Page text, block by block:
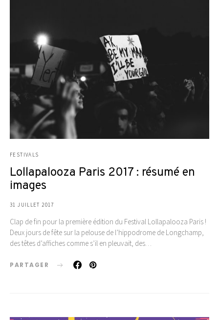
FESTIVALS
Lollapalooza Paris 2017 : résumé en
images
31 JUILLET 2017
Clap de fin pour la première édition du Festival Lollapalooza Paris !
Deux jours de fête sur la pelouse de l’hippodrome de Longchamp,
des têtes d’affiches comme s’il en pleuvait, des…
PARTAGER